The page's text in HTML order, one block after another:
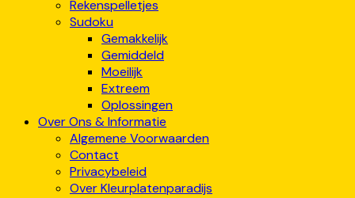
Rekenspelletjes
Sudoku
Gemakkelijk
Gemiddeld
Moeilijk
Extreem
Oplossingen
Over Ons & Informatie
Algemene Voorwaarden
Contact
Privacybeleid
Over Kleurplatenparadijs